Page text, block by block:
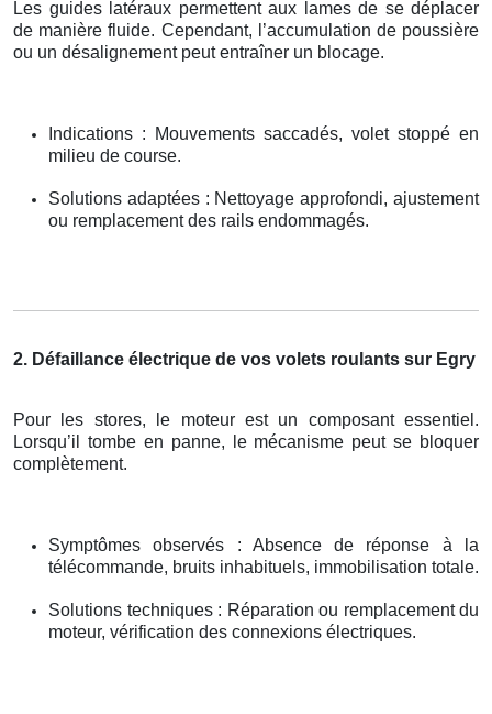
Les guides latéraux permettent aux lames de se déplacer
de manière fluide. Cependant, l’accumulation de poussière
ou un désalignement peut entraîner un blocage.
Indications : Mouvements saccadés, volet stoppé en
milieu de course.
Solutions adaptées : Nettoyage approfondi, ajustement
ou remplacement des rails endommagés.
2. Défaillance électrique de vos volets roulants sur Egry
Pour les stores, le moteur est un composant essentiel.
Lorsqu’il tombe en panne, le mécanisme peut se bloquer
complètement.
Symptômes observés : Absence de réponse à la
télécommande, bruits inhabituels, immobilisation totale.
Solutions techniques : Réparation ou remplacement du
moteur, vérification des connexions électriques.